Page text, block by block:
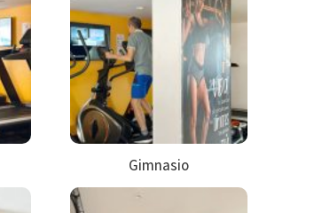
Gimnasio